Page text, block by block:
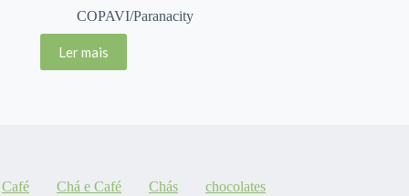
COPAVI/Paranacity
Ler mais
Café Chá e Café Chás
chocolates